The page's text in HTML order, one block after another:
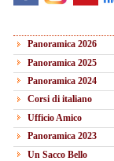
Panoramica 2026
Panoramica 2025
Panoramica 2024
Corsi di italiano
Ufficio Amico
Panoramica 2023
Un Sacco Bello